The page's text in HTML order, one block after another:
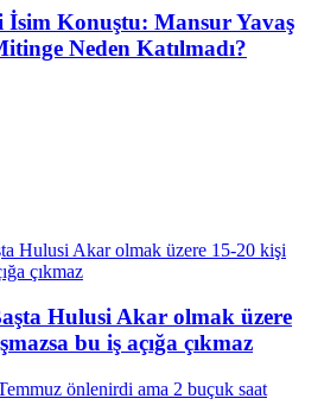
İsim Konuştu: Mansur Yavaş
Neden Katılmadı?
Hulusi Akar olmak üzere
bu iş açığa çıkmaz